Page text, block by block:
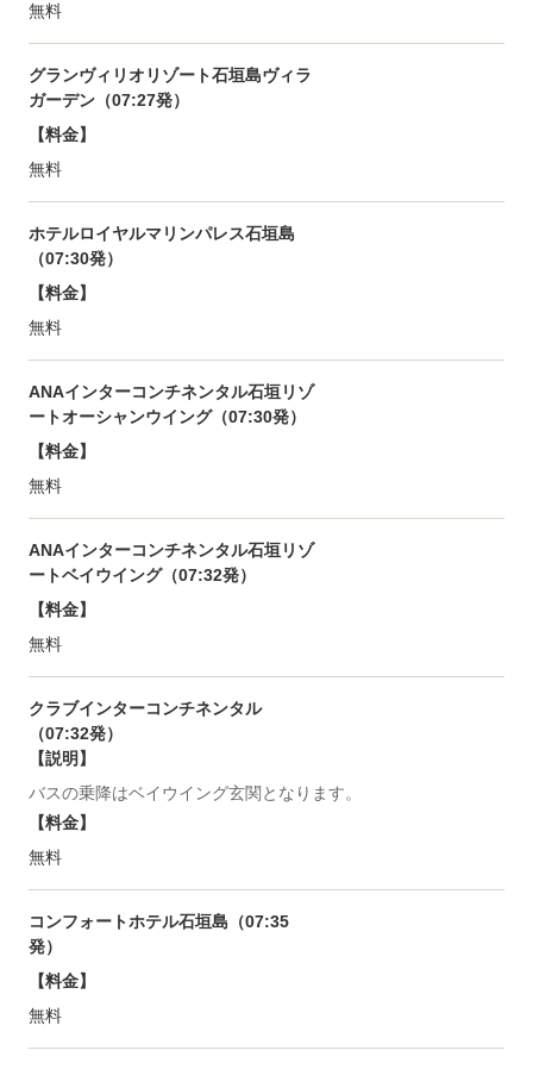
無料
グランヴィリオリゾート石垣島ヴィラ
ガーデン（07:27発）
【料金】
無料
ホテルロイヤルマリンパレス石垣島
（07:30発）
【料金】
無料
ANAインターコンチネンタル石垣リゾ
ートオーシャンウイング（07:30発）
【料金】
無料
ANAインターコンチネンタル石垣リゾ
ートベイウイング（07:32発）
【料金】
無料
クラブインターコンチネンタル
（07:32発）
【説明】
バスの乗降はベイウイング玄関となります。
【料金】
無料
コンフォートホテル石垣島（07:35
発）
【料金】
無料